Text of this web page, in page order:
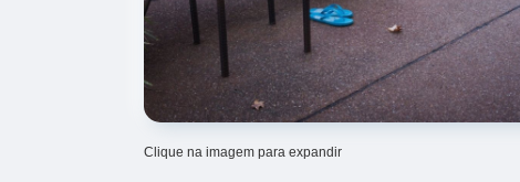
Clique na imagem para expandir